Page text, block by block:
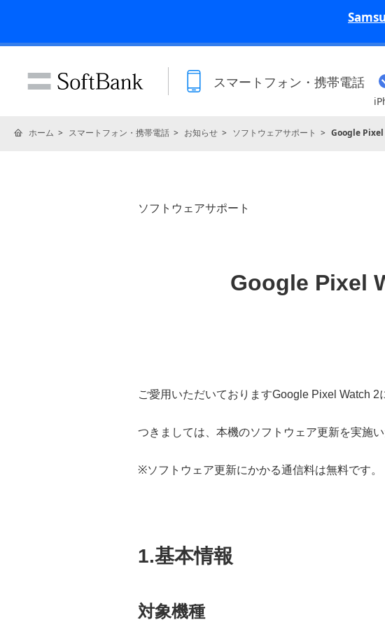
スマートフォン・携帯電話
ホーム スマートフォン・携帯電話 お知らせ ソフトウェアサポート Google Pixel
ソフトウェアサポート
Google Pixel
ご愛用いただいておりますGoogle Pixel Watch
つきましては、本機のソフトウェア更新を実施
※ソフトウェア更新にかかる通信料は無料です。
1.基本情報
対象機種